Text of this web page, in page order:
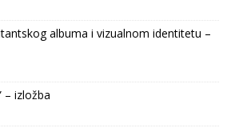
albuma i vizualnom identitetu –
– izložba